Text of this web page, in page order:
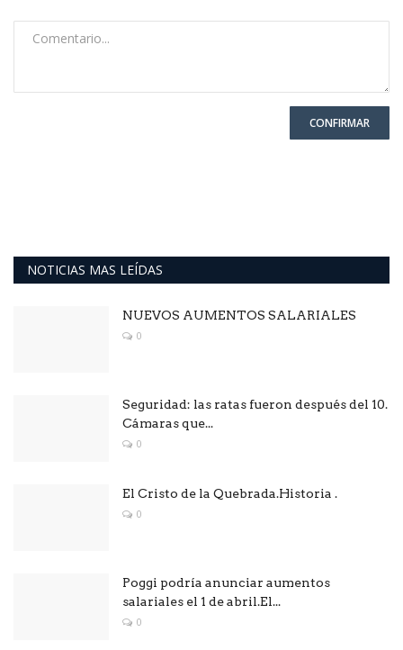
CONFIRMAR
NOTICIAS MAS LEÍDAS
NUEVOS AUMENTOS SALARIALES
0
Seguridad: las ratas fueron después del 10.
Cámaras que...
0
El Cristo de la Quebrada.Historia .
0
Poggi podría anunciar aumentos
salariales el 1 de abril.El...
0